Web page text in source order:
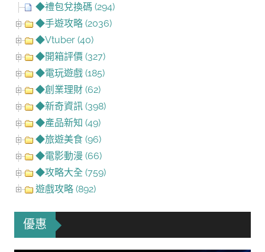
◆禮包兌換碼 (294)
◆手遊攻略 (2036)
◆Vtuber (40)
◆開箱評價 (327)
◆電玩遊戲 (185)
◆創業理財 (62)
◆新奇資訊 (398)
◆產品新知 (49)
◆旅遊美食 (96)
◆電影動漫 (66)
◆攻略大全 (759)
遊戲攻略 (892)
優惠